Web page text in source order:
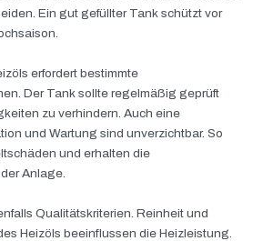
Ein gut gefüllter Tank schützt vor
erfordert bestimmte
Der Tank sollte regelmäßig geprüft
zu verhindern. Auch eine
und Wartung sind unverzichtbar. So
und erhalten die
Anlage.
Qualitätskriterien. Reinheit und
Heizöls beeinflussen die Heizleistung.